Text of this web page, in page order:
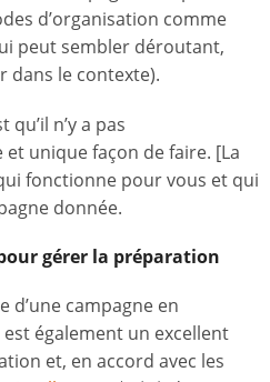
d’organisation comme
peut sembler déroutant,
dans le contexte).
qu’il n’y a pas
unique façon de faire. [La
fonctionne pour vous et qui
donnée.
gérer la préparation
d’une campagne en
également un excellent
et, en accord avec les